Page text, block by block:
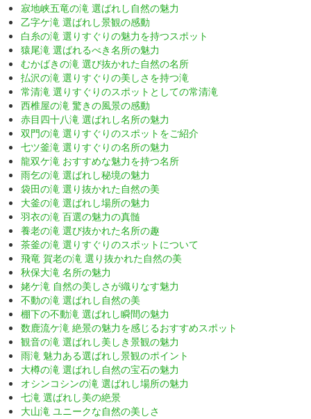
寂地峡五竜の滝 選ばれし自然の魅力
乙字ケ滝 選ばれし景観の感動
白糸の滝 選りすぐりの魅力を持つスポット
猿尾滝 選ばれるべき名所の魅力
むかばきの滝 選び抜かれた自然の名所
払沢の滝 選りすぐりの美しさを持つ滝
常清滝 選りすぐりのスポットとしての常清滝
西椎屋の滝 驚きの風景の感動
赤目四十八滝 選ばれし名所の魅力
双門の滝 選りすぐりのスポットをご紹介
七ツ釜滝 選りすぐりの名所の魅力
龍双ケ滝 おすすめな魅力を持つ名所
雨乞の滝 選ばれし秘境の魅力
袋田の滝 選り抜かれた自然の美
大釜の滝 選ばれし場所の魅力
羽衣の滝 百選の魅力の真髄
養老の滝 選び抜かれた名所の趣
茶釜の滝 選りすぐりのスポットについて
飛竜 賀老の滝 選り抜かれた自然の美
秋保大滝 名所の魅力
姥ケ滝 自然の美しさが織りなす魅力
不動の滝 選ばれし自然の美
棚下の不動滝 選ばれし瞬間の魅力
数鹿流ケ滝 絶景の魅力を感じるおすすめスポット
観音の滝 選ばれし美しき景観の魅力
雨滝 魅力ある選ばれし景観のポイント
大樽の滝 選ばれし自然の宝石の魅力
オシンコシンの滝 選ばれし場所の魅力
七滝 選ばれし美の絶景
大山滝 ユニークな自然の美しさ